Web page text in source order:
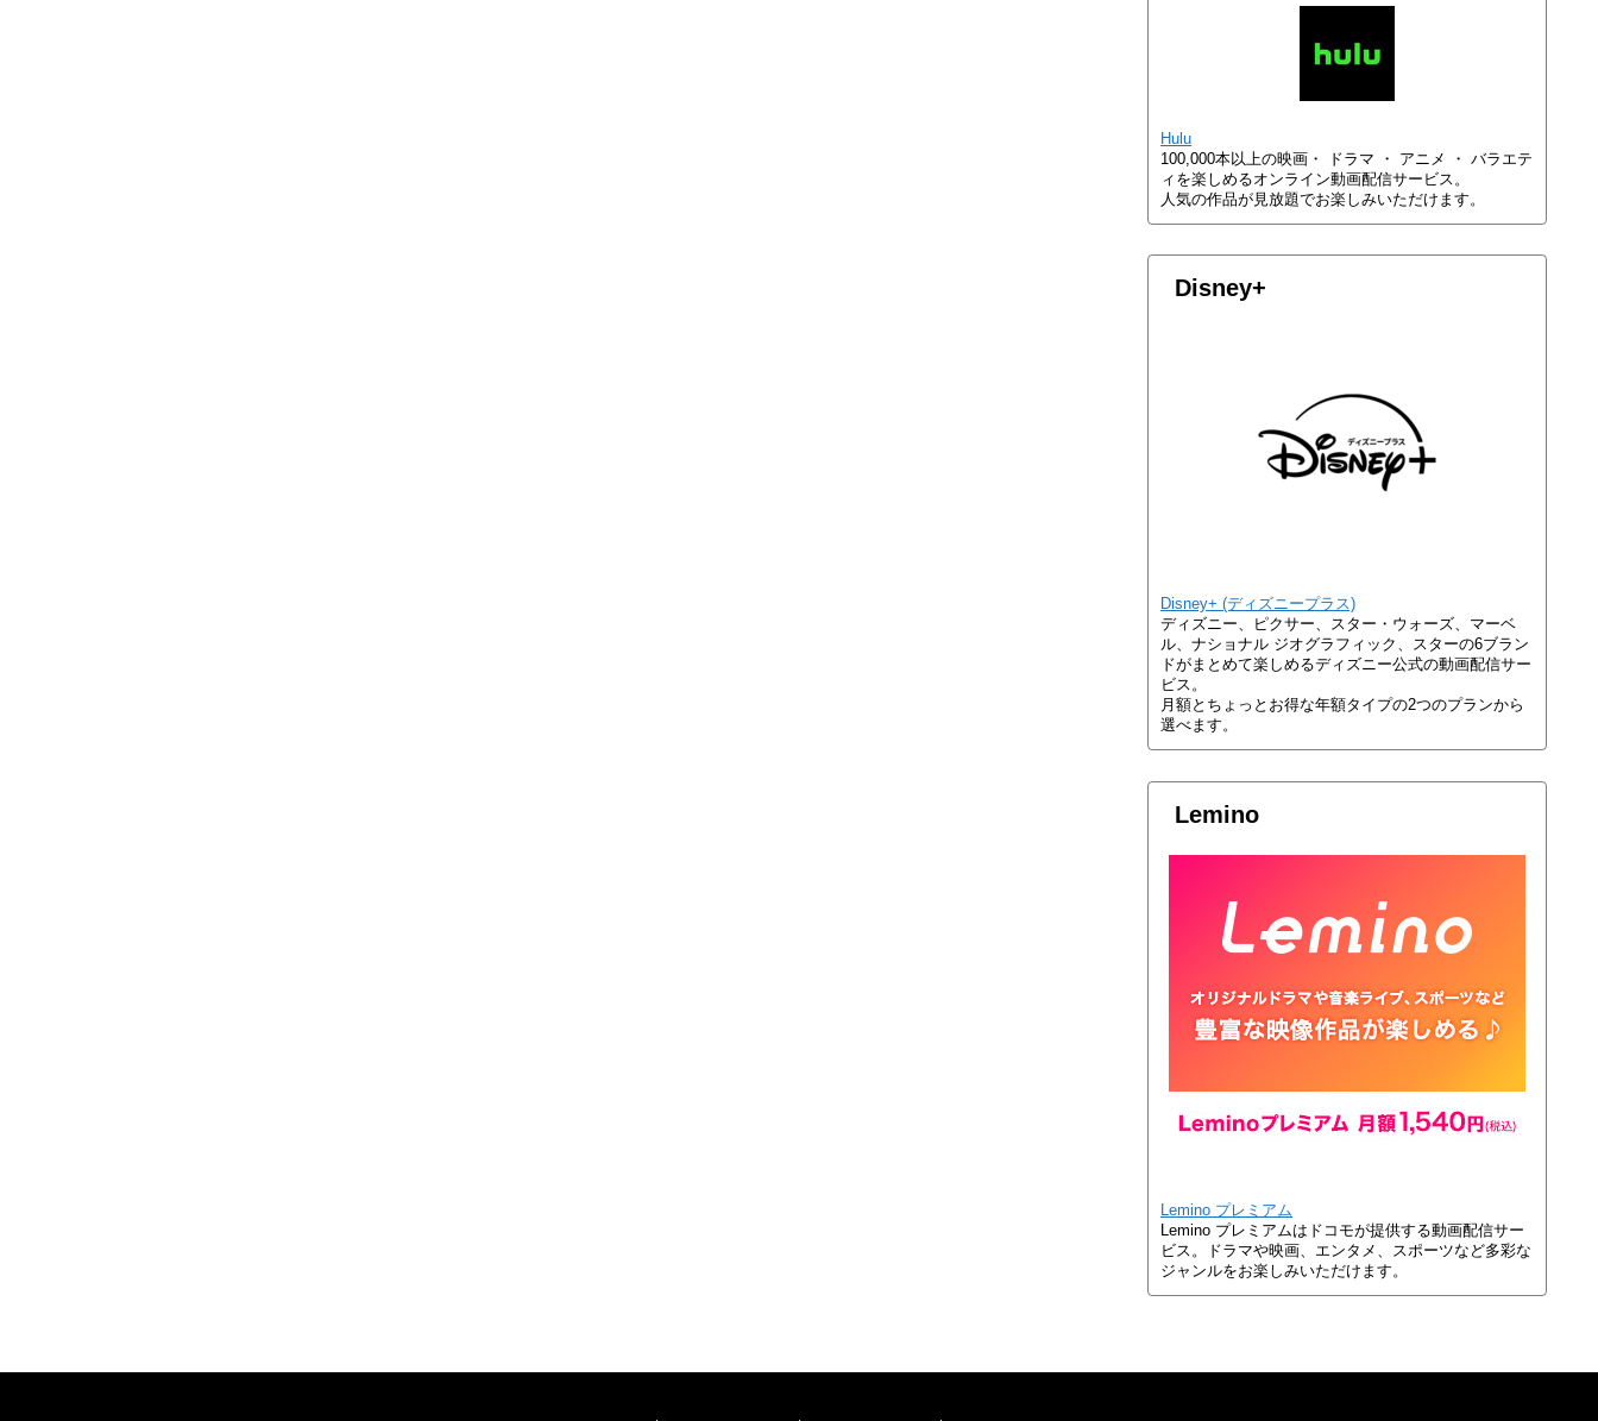
Hulu
100,000本以上の映画・ ドラマ ・ アニメ ・ バラエテ
ィを楽しめるオンライン動画配信サービス。
人気の作品が見放題でお楽しみいただけます。
Disney+
Disney+ (ディズニープラス)
ディズニー、ピクサー、スター・ウォーズ、マーベ
ル、ナショナル ジオグラフィック、スターの6ブラン
ドがまとめて楽しめるディズニー公式の動画配信サー
ビス。
月額とちょっとお得な年額タイプの2つのプランから
選べます。
Lemino
Lemino プレミアム
Lemino プレミアムはドコモが提供する動画配信サー
ビス。ドラマや映画、エンタメ、スポーツなど多彩な
ジャンルをお楽しみいただけます。